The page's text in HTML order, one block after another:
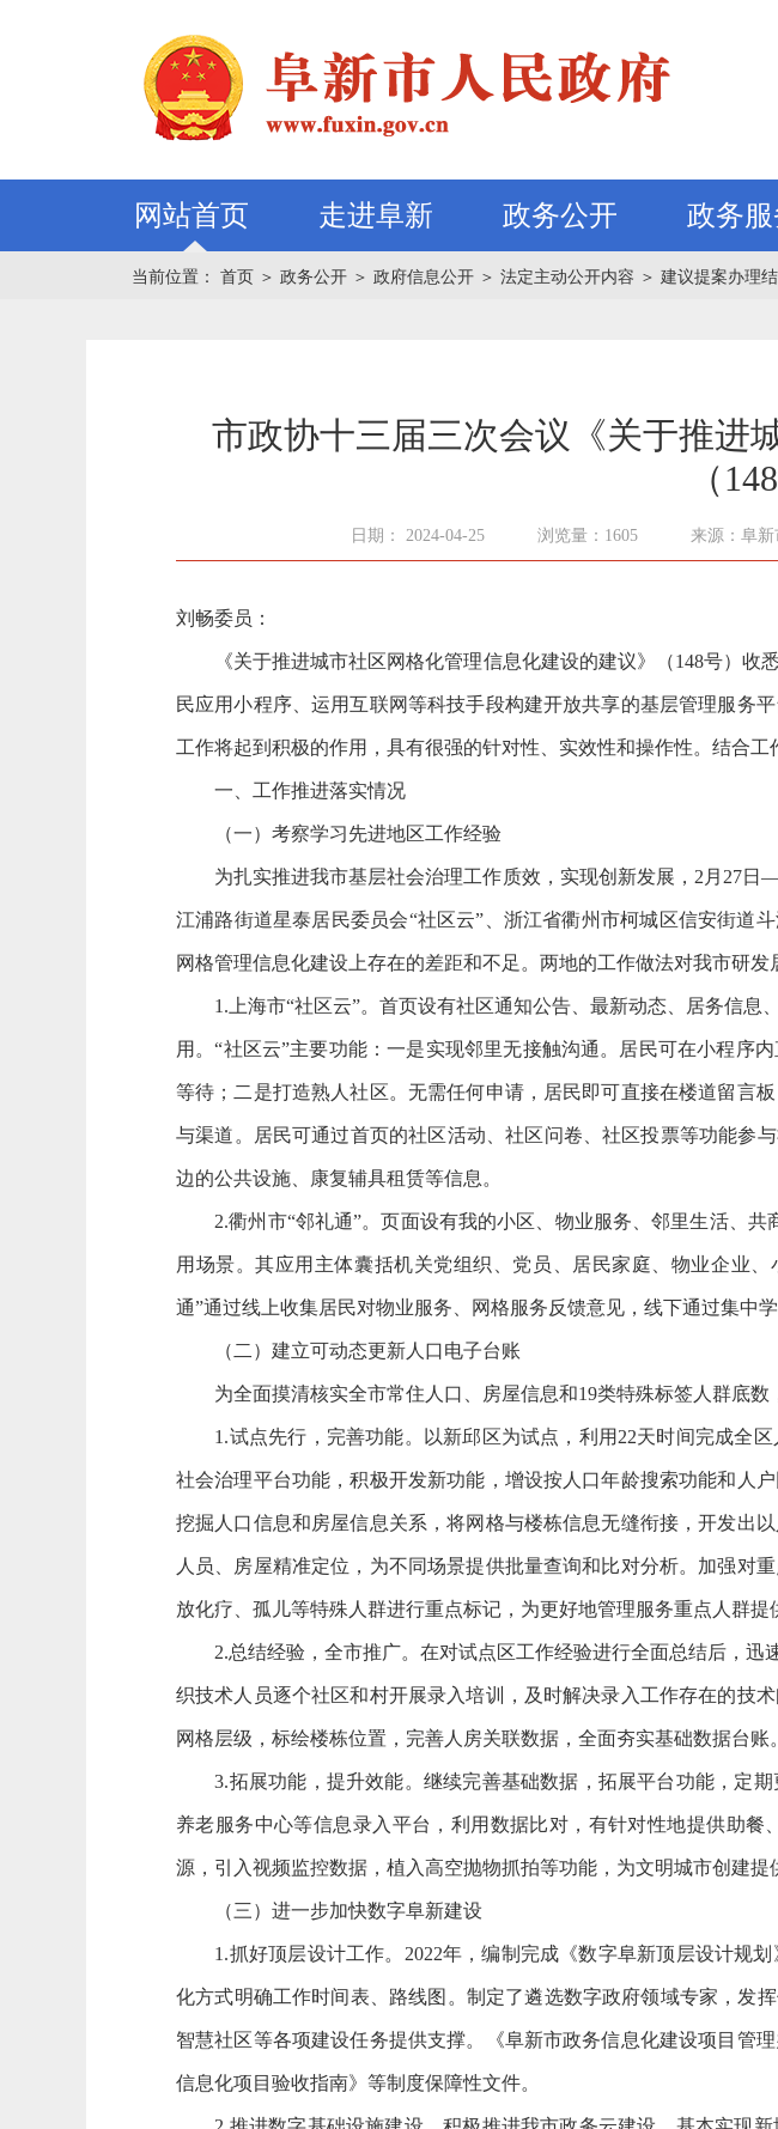
网站首页 走进阜新 政务公开 政务
当前位置： 首页 ＞ 政务公开 ＞ 政府信息公开 ＞ 法定主动公开内容 ＞ 建议提案办理
市政协十三届三次会议《关于推进
（
日期： 2024-04-25 浏览量：1605 来源：阜
刘畅委员：
《关于推进城市社区网格化管理信息化建设的建议》（148号）收
民应用小程序、运用互联网等科技手段构建开放共享的基层管理服务
工作将起到积极的作用，具有很强的针对性、实效性和操作性。结合工
一、 工作推进落实情况
（一） 考察学习先进地区工作经验
为扎实推进我市基层社会治理工作质效，实现创新发展，2月27日
江浦路街道星泰居民委员会“社区云”、浙江省衢州市柯城区信安街道
网格管理信息化建设上存在的差距和不足。两地的工作做法对我市研发
1.上海市“社区云”。首页设有社区通知公告、最新动态、居务信息
用。“社区云”主要功能：一是实现邻里无接触沟通。居民可在小程序
等待；二是打造熟人社区。无需任何申请，居民即可直接在楼道留言
与渠道。居民可通过首页的社区活动、社区问卷、社区投票等功能参
边的公共设施、康复辅具租赁等信息。
2.衢州市“邻礼通”。页面设有我的小区、物业服务、邻里生活、共
用场景。其应用主体囊括机关党组织、党员、居民家庭、物业企业
通”通过线上收集居民对物业服务、网格服务反馈意见，线下通过集中
（二）建立可动态更新人口电子台账
为全面摸清核实全市常住人口、房屋信息和19类特殊标签人群底数
1.试点先行，完善功能。以新邱区为试点，利用22天时间完成全区
社会治理平台功能，积极开发新功能，增设按人口年龄搜索功能和人
挖掘人口信息和房屋信息关系，将网格与楼栋信息无缝衔接，开发出
人员、房屋精准定位，为不同场景提供批量查询和比对分析。加强对
放化疗、孤儿等特殊人群进行重点标记，为更好地管理服务重点人群提
2.总结经验，全市推广。在对试点区工作经验进行全面总结后，迅
织技术人员逐个社区和村开展录入培训，及时解决录入工作存在的技
网格层级，标绘楼栋位置，完善人房关联数据，全面夯实基础数据台账
3.拓展功能，提升效能。继续完善基础数据，拓展平台功能，定期
养老服务中心等信息录入平台，利用数据比对，有针对性地提供助
源，引入视频监控数据，植入高空抛物抓拍等功能，为文明城市创建提
（三）进一步加快数字阜新建设
1.抓好顶层设计工作。2022年，编制完成《数字阜新顶层设计规划
化方式明确工作时间表、路线图。制定了遴选数字政府领域专家，发
智慧社区等各项建设任务提供支撑。《阜新市政务信息化建设项目管
信息化项目验收指南》等制度保障性文件。